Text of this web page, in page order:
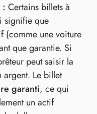
: Certains billets à
signifie que
(comme une voiture
que garantie. Si
peut saisir la
Le billet
garanti, ce qui
un actif